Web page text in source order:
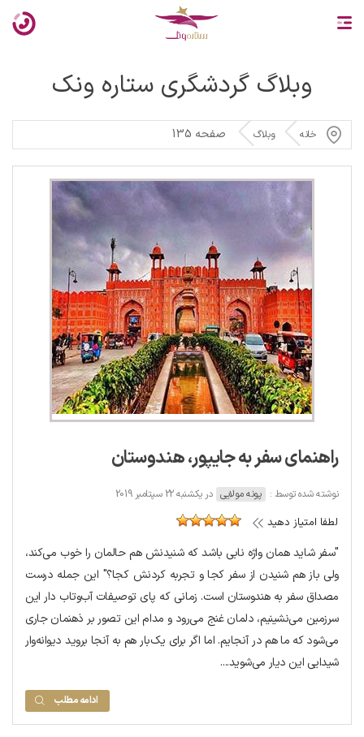
وبلاگ گردشگری ستاره ونک
خانه وبلاگ صفحه 135
راهنمای سفر به جایپور، هندوستان
نوشته شده توسط : پونه مولایی در یکشنبه 22 سپتامبر 2019
لطفا امتیاز دهید
"سفر شاید همان واژه نابی باشد که شنیدنش هم حالمان را خوب می‌کند،
ولی باز هم شنیدن از سفر کجا و تجربه کردنش کجا؟" این جمله درست
مصداق سفر به هندوستان است. زمانی که پای توصیفات آب‌وتاب دار این
سرزمین می‌نشینیم، دلمان غنج می‌رود و مدام این تصور بر ذهنمان جاری
می‌شود که ما هم در آنجایم. اما اگر برای یک‌بار هم به آنجا بروید دیوانه‌وار
شیدایی این دیار می‌شوید....
ادامه مطلب